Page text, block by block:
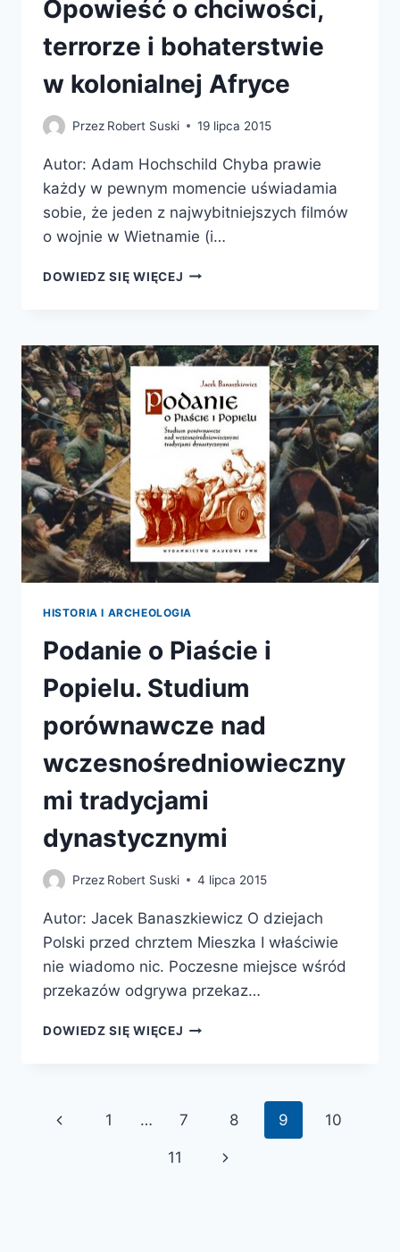
Opowieść o chciwości,
terrorze i bohaterstwie
w kolonialnej Afryce
Przez Robert Suski 19 lipca 2015
Autor: Adam Hochschild Chyba prawie
każdy w pewnym momencie uświadamia
sobie, że jeden z najwybitniejszych filmów
o wojnie w Wietnamie (i…
DOWIEDZ SIĘ WIĘCEJ DUCH
O CHCIWOŚCI,
TERRORZE
I BOHATERSTWIE
W KOLONIALNEJ
AFRYCE
HISTORIA I ARCHEOLOGIA
Podanie o Piaście i
Popielu. Studium
porównawcze nad
wczesnośredniowieczny
mi tradycjami
dynastycznymi
Przez Robert Suski 4 lipca 2015
Autor: Jacek Banaszkiewicz O dziejach
Polski przed chrztem Mieszka I właściwie
nie wiadomo nic. Poczesne miejsce wśród
przekazów odgrywa przekaz…
DOWIEDZ SIĘ WIĘCEJ PODANIE
STUDIUM
PORÓWNAWCZE
Nawigacja
Poprzednia
1 … 7 8 9 10
11
Następna